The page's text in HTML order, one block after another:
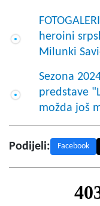
heroini
Milunki
Sezona
predstave
možda još
Podijeli: Facebook